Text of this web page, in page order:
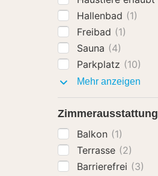
Hallenbad (1)
Freibad (1)
Sauna (4)
Parkplatz (10)
Mehr anzeigen
Zimmerausstattung
Balkon (1)
Terrasse (2)
Barrierefrei (3)